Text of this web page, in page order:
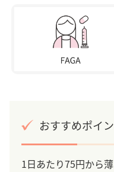
おすすめポイ
1日あたり75円から